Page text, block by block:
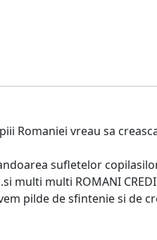
Romaniei vreau sa
sufletelor
multi ROMANI
pilde de sfintenie si de